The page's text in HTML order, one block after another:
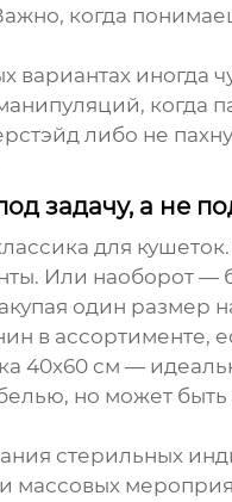
когда
вариантах иногда
когда
либо не
задачу, а не
для
Или наоборот
один размер
в ассортименте,
см —
но может быть
стерильных
массовых